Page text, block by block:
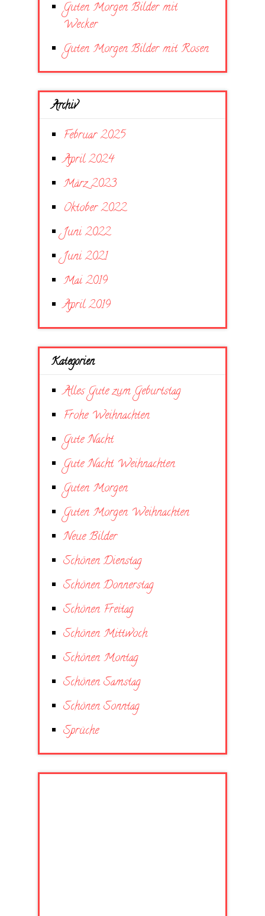
Guten Morgen Bilder mit
Wecker
Guten Morgen Bilder mit Rosen
Archiv
Februar 2025
April 2024
März 2023
Oktober 2022
Juni 2022
Juni 2021
Mai 2019
April 2019
Kategorien
Alles Gute zum Geburtstag
Frohe Weihnachten
Gute Nacht
Gute Nacht Weihnachten
Guten Morgen
Guten Morgen Weihnachten
Neue Bilder
Schönen Dienstag
Schönen Donnerstag
Schönen Freitag
Schönen Mittwoch
Schönen Montag
Schönen Samstag
Schönen Sonntag
Sprüche